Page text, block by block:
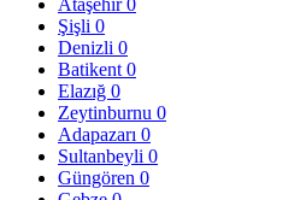
Şişli 0
Denizli 0
Batikent 0
Elazığ 0
Zeytinburnu 0
Adapazarı 0
Sultanbeyli 0
Güngören 0